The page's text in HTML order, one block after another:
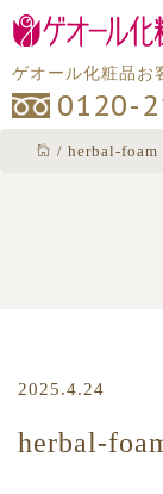
ゲオール化粧品お
0120-
/ herbal-foam
2025.4.24
herbal-